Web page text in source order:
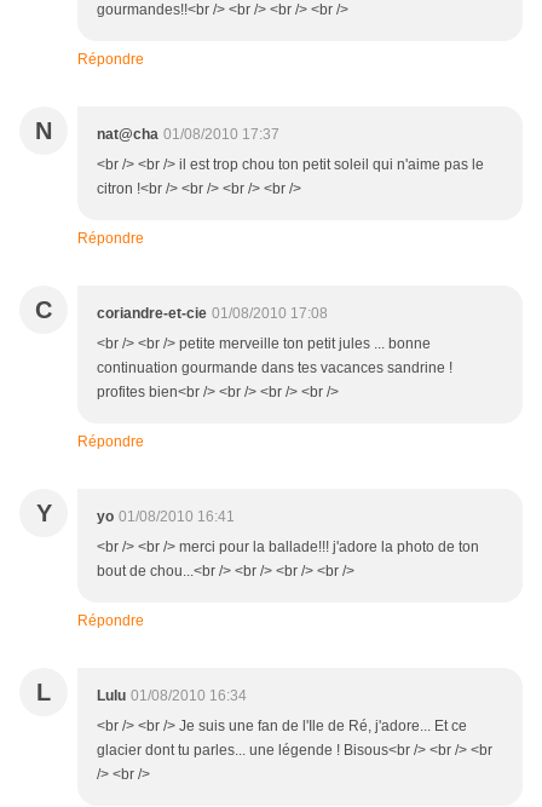
gourmandes!!<br /> <br /> <br /> <br />
Répondre
N nat@cha 01/08/2010 17:37
<br /> <br /> il est trop chou ton petit soleil qui n'aime pas le
citron !<br /> <br /> <br /> <br />
Répondre
C coriandre-et-cie 01/08/2010 17:08
<br /> <br /> petite merveille ton petit jules ... bonne
continuation gourmande dans tes vacances sandrine !
profites bien<br /> <br /> <br /> <br />
Répondre
Y yo 01/08/2010 16:41
<br /> <br /> merci pour la ballade!!! j'adore la photo de ton
bout de chou...<br /> <br /> <br /> <br />
Répondre
L Lulu 01/08/2010 16:34
<br /> <br /> Je suis une fan de l'Ile de Ré, j'adore... Et ce
glacier dont tu parles... une légende ! Bisous<br /> <br /> <br
/> <br />